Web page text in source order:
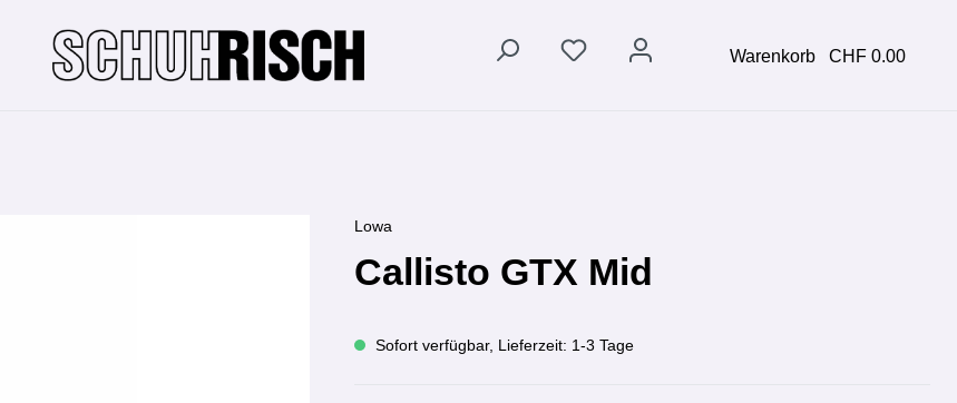
Warenkorb CHF 0.00
Lowa
Callisto GTX Mid
Sofort verfügbar, Lieferzeit: 1-3 Tage